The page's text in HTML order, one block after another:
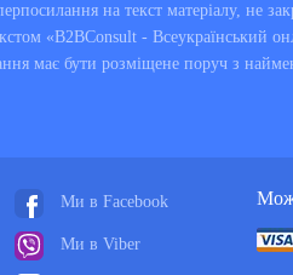
на текст матеріалу, не
«B2BConsult - Всеукраїнський
має бути розміщене поруч з
Ми в Facebook
Ми в Viber